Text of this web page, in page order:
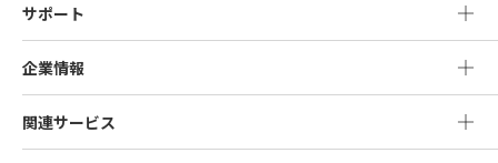
サポート
企業情報
関連サービス